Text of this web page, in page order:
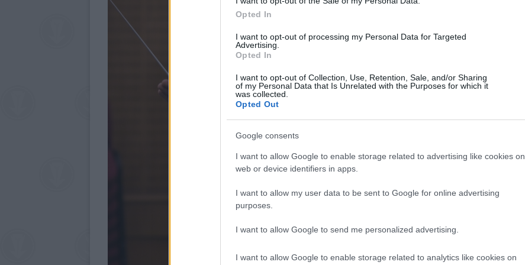
Opted In
I want to opt-out of processing my Personal Data for Targeted
Advertising.
Opted In
I want to opt-out of Collection, Use, Retention, Sale, and/or Sharing
of my Personal Data that Is Unrelated with the Purposes for which it
was collected.
Opted Out
Google consents
I want to allow Google to enable storage related to advertising like cookies on
web or device identifiers in apps.
I want to allow my user data to be sent to Google for online advertising
purposes.
I want to allow Google to send me personalized advertising.
I want to allow Google to enable storage related to analytics like cookies on